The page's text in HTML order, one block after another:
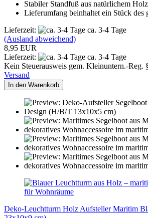
Stabiler Standfuß aus natürlichem
Lieferumfang beinhaltet ein Stück des
Lieferzeit:
ca. 3-4 Tage
(Ausland abweichend)
8,95 EUR
Lieferzeit:
ca. 3-4 Tage
Kein Steuerausweis gem. Kleinuntern.-Reg.
Versand
In den Warenkorb
Deko-Leuchtturm Holz Aufsteller Maritim